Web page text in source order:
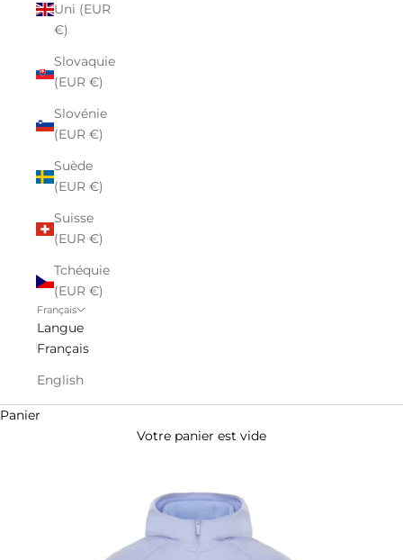
Uni (EUR
€)
Slovaquie
(EUR €)
Slovénie
(EUR €)
Suède
(EUR €)
Suisse
(EUR €)
Tchéquie
(EUR €)
Français
Langue
Français
English
Panier
Votre panier est vide